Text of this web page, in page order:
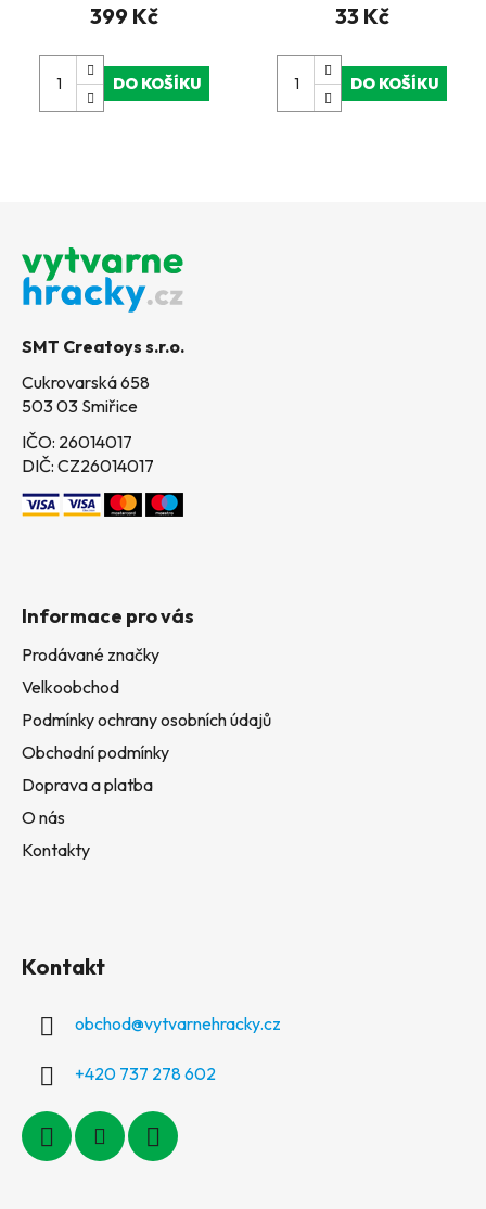
399 Kč
DO KOŠÍKU
33 Kč
DO KOŠÍKU
SMT Creatoys s.r.o.
Cukrovarská 658
503 03 Smiřice
IČO: 26014017
DIČ: CZ26014017
Informace pro vás
Prodávané značky
Velkoobchod
Podmínky ochrany osobních údajů
Obchodní podmínky
Doprava a platba
O nás
Kontakty
Kontakt
obchod@vytvarnehracky.cz
+420 737 278 602